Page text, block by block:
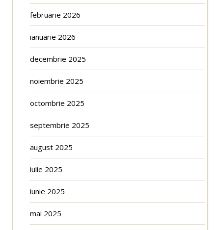
februarie 2026
ianuarie 2026
decembrie 2025
noiembrie 2025
octombrie 2025
septembrie 2025
august 2025
iulie 2025
iunie 2025
mai 2025